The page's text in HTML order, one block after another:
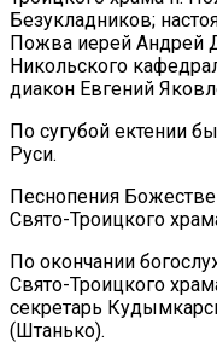
Безукладников;
Пожва иерей Андрей
Никольского
диакон Евгений
По сугубой ектении
Руси.
Песнопения
Свято-Троицкого
По окончании
Свято-Троицкого
секретарь
(Штанько).